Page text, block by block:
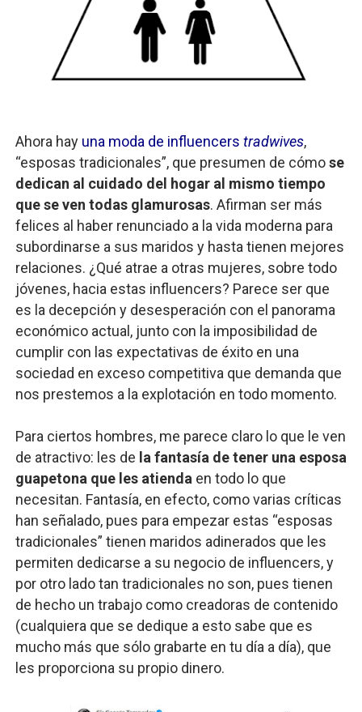
Ahora hay una moda de influencers tradwives,
“esposas tradicionales”, que presumen de cómose
dedican al cuidado del hogar al mismo tiempo
que se ven todas glamurosas. Afirman ser más
felices al haber renunciado a la vida moderna para
subordinarse a sus maridos y hasta tienen mejores
relaciones. ¿Qué atrae a otras mujeres, sobre todo
jóvenes, hacia estas influencers? Parece ser que
es la decepción y desesperación con el panorama
económico actual, junto con la imposibilidad de
cumplir con las expectativas de éxito en una
sociedad en exceso competitiva que demanda que
nos prestemos a la explotación en todo momento.
Para ciertos hombres, me parece claro lo que le ven
de atractivo: les de la fantasía de tener una esposa
guapetona que les atienda en todo lo que
necesitan. Fantasía, en efecto, como varias críticas
han señalado, pues para empezar estas “esposas
tradicionales” tienen maridos adinerados que les
permiten dedicarse a su negocio de influencers, y
por otro lado tan tradicionales no son, pues tienen
de hecho un trabajo como creadoras de contenido
(cualquiera que se dedique a esto sabe que es
mucho más que sólo grabarte en tu día a día), que
les proporciona su propio dinero.